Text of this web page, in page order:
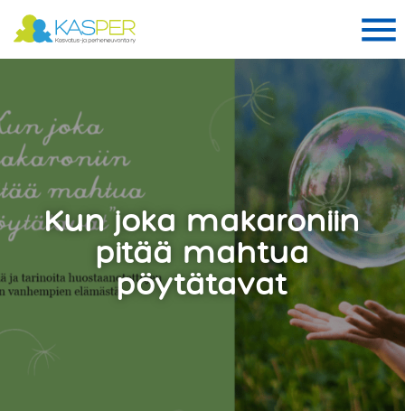
Suomen Kasper ry
Kun joka makaroniin
pitää mahtua
pöytätavat